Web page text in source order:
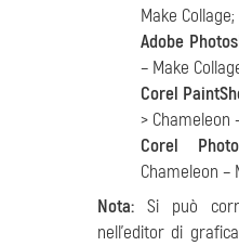
Make Collage;
Adobe
– Make
Corel
> Chameleon
Corel
Chameleon –
Nota: Si può
nell’editor di